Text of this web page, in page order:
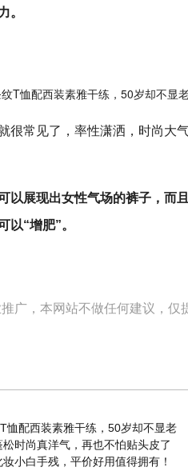
。
很常见了，率性潇洒，时尚大
以展现出女性气场的裤子，而
以“增肥”。
广，本网站不做任何建议，仅
恤配西装素雅干练，50岁却不显老
时尚真洋气，再也不怕贴头皮了
小白手残，平价好用值得拥有！